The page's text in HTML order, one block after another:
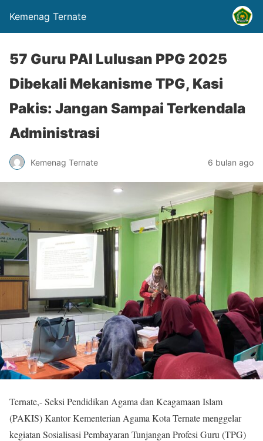
Kemenag Ternate
57 Guru PAI Lulusan PPG 2025
Dibekali Mekanisme TPG, Kasi
Pakis: Jangan Sampai Terkendala
Administrasi
Kemenag Ternate 6 bulan ago
Ternate,- Seksi Pendidikan Agama dan Keagamaan Islam
(PAKIS) Kantor Kementerian Agama Kota Ternate menggelar
kegiatan Sosialisasi Pembayaran Tunjangan Profesi Guru (TPG)